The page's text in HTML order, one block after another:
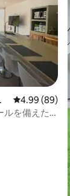
価
レビュー89
4.99 (89)
ルを備えた